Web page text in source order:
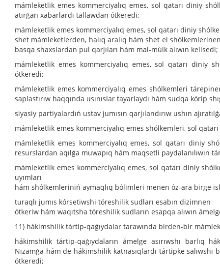
mámleketlik emes kommerciyalıq emes, sol qatarı diniy
atırǵan xabarlardı tallawdan ótkeredi;
mámleketlik emes kommerciyalıq emes, sol qatarı diniy
shet mámleketlerden, halıq aralıq hám shet el
basqa shaxslardan pul qarjıları hám mal-múlk alıwın kelisedi;
mámleketlik emes kommerciyalıq emes, sol qatarı diniy
ótkeredi;
mámleketlik emes kommerciyalıq emes shólkemleri
saplastırıw haqqında usınıslar tayarlaydı hám sudqa kórip
siyasiy partiyalardıń ustav jumısın qarjılandırıw ushın
mámleketlik emes kommerciyalıq emes shólkemleri, sol
mámleketlik emes kommerciyalıq emes, sol qatarı diniy
resurslardan aqılǵa muwapıq hám maqsetli paydalanılıwın
mámleketlik emes kommerciyalıq emes, sol qatarı diniy
uyımları
hám shólkemleriniń aymaqlıq bólimleri menen óz-ara birge
turaqlı jumıs kórsetiwshi tóreshilik sudları esabın dizimnen
ótkeriw hám waqıtsha tóreshilik sudların esapqa alıwın
11) hákimshilik tártip-qaǵıydalar tarawında birden-bir
hákimshilik tártip-qaǵıydaların ámelge asırıwshı barlıq
Nızamǵa hám de hákimshilik katnasıqlardı tártipke salıwshı
ótkeredi;